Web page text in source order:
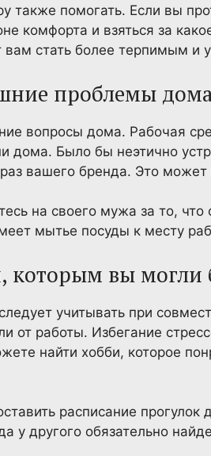
также помогать. Если вы
комфорта и взяться за
стать более терпимым и
проблемы
вопросы дома. Рабочая
дома. Было бы неэтично
вашего бренда. Это
на своего мужа за то,
мытье посуды к месту
которым вы могли
учитывать при
от работы. Избегание
найти хобби, которое
расписание прогулок
у другого обязательно